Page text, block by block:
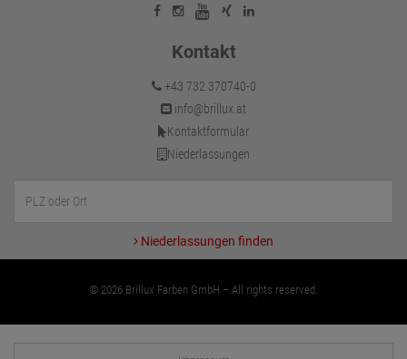
Kontakt
+43 732 370740-0
info@brillux.at
Kontaktformular
Niederlassungen
Niederlassungen finden
© 2026 Brillux Farben GmbH – All rights reserved.